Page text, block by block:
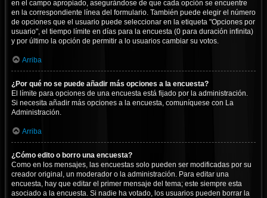
en el campo apropiado, asegurándose de que cada opción se encuentre
en la correspondiente línea del formulario. También puede elegir el número
de opciones que el usuario puede seleccionar en la etiqueta "Opciones por
usuario", el tiempo límite en días para la encuesta (0 para duración infinita)
y por último la opción de permitir a lo usuarios cambiar su votos.
Arriba
¿Por qué no se puede añadir más opciones a la encuesta?
El límite para opciones de una encuesta está fijado por la administración.
Si necesita añadir más opciones a la encuesta, comuníquese con La
Administración.
Arriba
¿Cómo edito o borro una encuesta?
Como en los mensajes, las encuestas solo pueden ser modificadas por su
creador original, un moderador o la administración. Para editar una
encuesta, hay que editar el primer mensaje del tema; este siempre esta
asociado a la encuesta. Si nadie ha votado, los usuarios pueden borrar la